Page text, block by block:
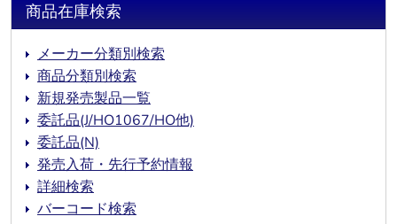
商品在庫検索
メーカー分類別検索
商品分類別検索
新規発売製品一覧
委託品(J/HO1067/HO他)
委託品(N)
発売入荷・先行予約情報
詳細検索
バーコード検索